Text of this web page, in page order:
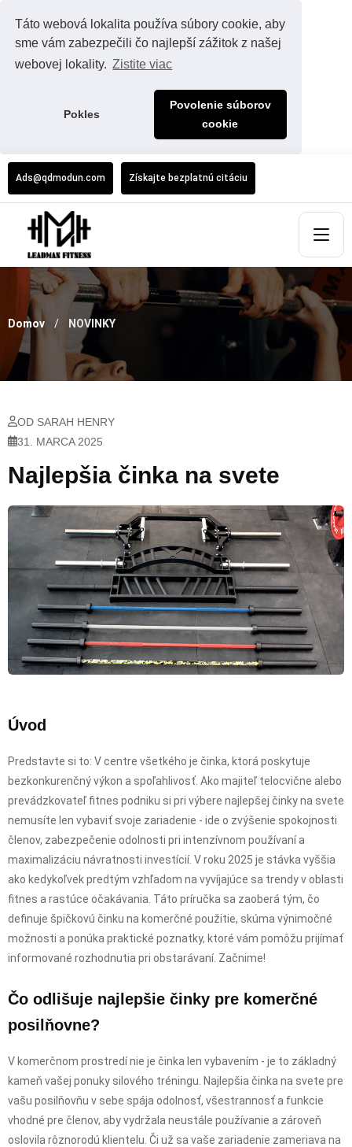
Táto webová lokalita používa súbory cookie, aby
sme vám zabezpečili čo najlepší zážitok z našej
webovej lokality. Zistite viac
Pokles
Povolenie súborov
cookie
Ads@qdmodun.com Získajte bezplatnú citáciu
Domov NOVINKY
OD SARAH HENRY
31. MARCA 2025
Najlepšia činka na svete
Úvod
Predstavte si to: V centre všetkého je činka, ktorá poskytuje
bezkonkurenčný výkon a spoľahlivosť. Ako majiteľ telocvične alebo
prevádzkovateľ fitnes podniku si pri výbere najlepšej činky na svete
nemusíte len vybaviť svoje zariadenie - ide o zvýšenie spokojnosti
členov, zabezpečenie odolnosti pri intenzívnom používaní a
maximalizáciu návratnosti investícií. V roku 2025 je stávka vyššia
ako kedykoľvek predtým vzhľadom na vyvíjajúce sa trendy v oblasti
fitnes a rastúce očakávania. Táto príručka sa zaoberá tým, čo
definuje špičkovú činku na komerčné použitie, skúma výnimočné
možnosti a ponúka praktické poznatky, ktoré vám pomôžu prijímať
informované rozhodnutia pri obstarávaní. Začnime!
Čo odlišuje najlepšie činky pre komerčné
posilňovne?
V komerčnom prostredí nie je činka len vybavením - je to základný
kameň vašej ponuky silového tréningu. Najlepšia činka na svete pre
vašu posilňovňu v sebe spája odolnosť, všestrannosť a funkcie
vhodné pre členov, aby vydržala neustále používanie a zároveň
oslovila rôznorodú klientelu. Či už sa vaše zariadenie zameriava na